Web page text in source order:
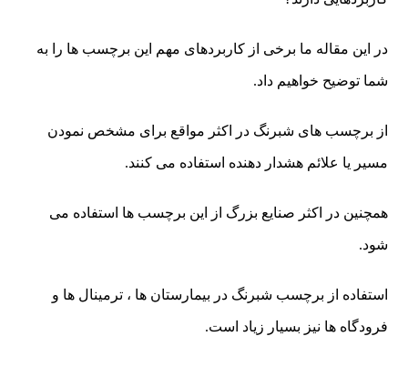
در این مقاله ما برخی از کاربردهای مهم این برچسب ها را به
شما توضیح خواهیم داد.
از برچسب های شبرنگ در اکثر مواقع برای مشخص نمودن
مسیر یا علائم هشدار دهنده استفاده می کنند.
همچنین در اکثر صنایع بزرگ از این برچسب ها استفاده می
شود.
استفاده از برچسب شبرنگ در بیمارستان ها ، ترمینال ها و
فرودگاه ها نیز بسیار زیاد است.